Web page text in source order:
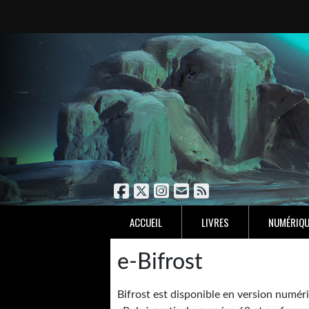
ACCUEIL LIVRES
e-Bifrost
Bifrost est disponible en version